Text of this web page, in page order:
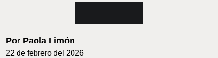
Por Paola Limón
22 de febrero del 2026